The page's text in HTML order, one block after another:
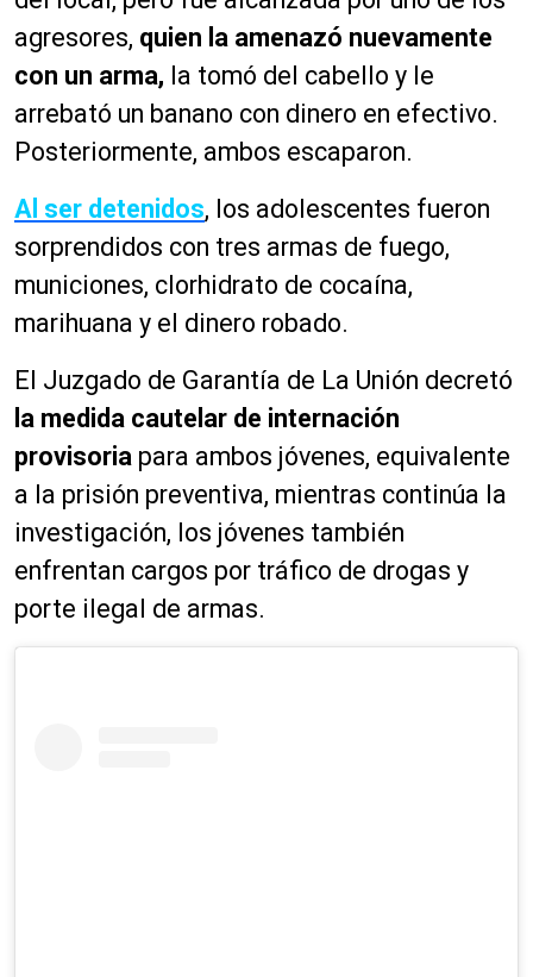
agresores, quien la amenazó nuevamente
con un arma, la tomó del cabello y le
arrebató un banano con dinero en efectivo.
Posteriormente, ambos escaparon.
Al ser detenidos, los adolescentes fueron
sorprendidos con tres armas de fuego,
municiones, clorhidrato de cocaína,
marihuana y el dinero robado.
El Juzgado de Garantía de La Unión decretó
la medida cautelar de internación
provisoria para ambos jóvenes, equivalente
a la prisión preventiva, mientras continúa la
investigación, los jóvenes también
enfrentan cargos por tráfico de drogas y
porte ilegal de armas.